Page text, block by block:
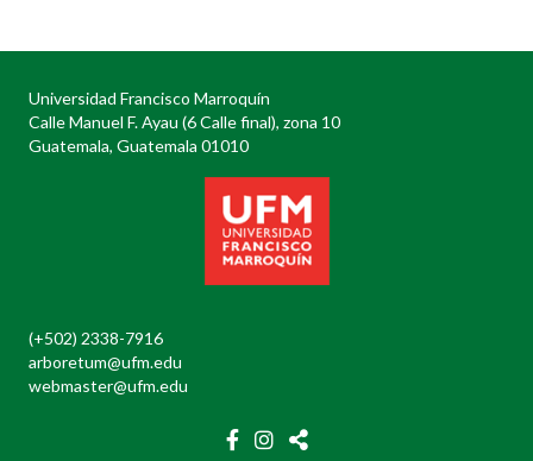
Universidad Francisco Marroquín
Calle Manuel F. Ayau (6 Calle final), zona 10
Guatemala, Guatemala 01010
(+502) 2338-7916
arboretum@ufm.edu
webmaster@ufm.edu